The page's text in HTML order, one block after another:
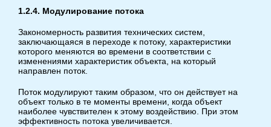
1.2.4. Модулирование потока
Закономерность развития технических систем,
заключающаяся в переходе к потоку, характеристики
которого меняются во времени в соответствии с
изменениями характеристик объекта, на который
направлен поток.
Поток модулируют таким образом, что он действует на
объект только в те моменты времени, когда объект
наиболее чувствителен к этому воздействию. При этом
эффективность потока увеличивается.